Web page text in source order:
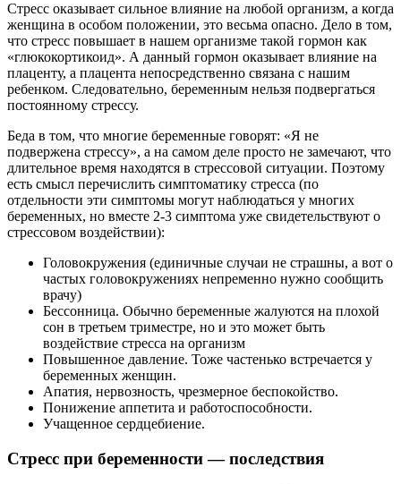
Стресс оказывает сильное влияние на любой организм, а когда
женщина в особом положении, это весьма опасно. Дело в том,
что стресс повышает в нашем организме такой гормон как
«глюкокортикоид». А данный гормон оказывает влияние на
плаценту, а плацента непосредственно связана с нашим
ребенком. Следовательно, беременным нельзя подвергаться
постоянному стрессу.
Беда в том, что многие беременные говорят: «Я не
подвержена стрессу», а на самом деле просто не замечают, что
длительное время находятся в стрессовой ситуации. Поэтому
есть смысл перечислить симптоматику стресса (по
отдельности эти симптомы могут наблюдаться у многих
беременных, но вместе 2-3 симптома уже свидетельствуют о
стрессовом воздействии):
Головокружения (единичные случаи не страшны, а вот о
частых головокружениях непременно нужно сообщить
врачу)
Бессонница. Обычно беременные жалуются на плохой
сон в третьем триместре, но и это может быть
воздействие стресса на организм
Повышенное давление. Тоже частенько встречается у
беременных женщин.
Апатия, нервозность, чрезмерное беспокойство.
Понижение аппетита и работоспособности.
Учащенное сердцебиение.
Стресс при беременности — последствия